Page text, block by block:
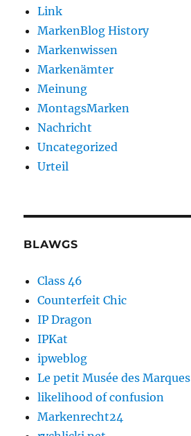
Link
MarkenBlog History
Markenwissen
Markenämter
Meinung
MontagsMarken
Nachricht
Uncategorized
Urteil
BLAWGS
Class 46
Counterfeit Chic
IP Dragon
IPKat
ipweblog
Le petit Musée des Marques
likelihood of confusion
Markenrecht24